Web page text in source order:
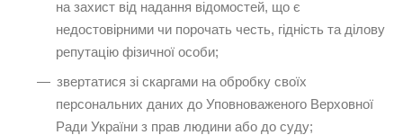
на захист від надання відомостей, що є
недостовірними чи порочать честь, гідність та ділову
репутацію фізичної особи;
звертатися зі скаргами на обробку своїх
персональних даних до Уповноваженого Верховної
Ради України з прав людини або до суду;